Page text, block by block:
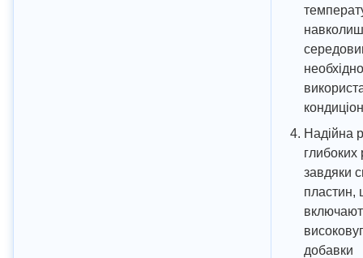
Надійна
глибоких
завдяки
пластин,
добавки